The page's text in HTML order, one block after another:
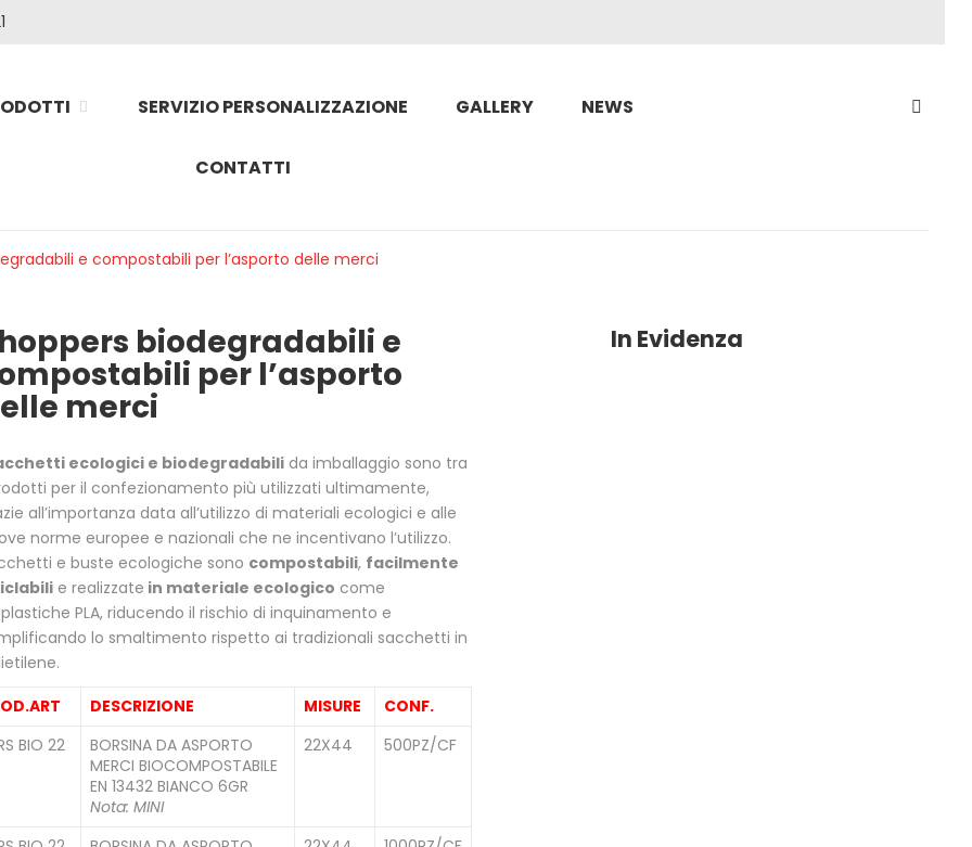
SERVIZIO PERSONALIZZAZIONE GALLERY NEWS
CONTATTI
e compostabili per l’asporto delle merci
biodegradabili e
per l’asporto
merci
ecologici e biodegradabili da imballaggio sono tra
per il confezionamento più utilizzati ultimamente,
all’importanza data all’utilizzo di materiali ecologici e alle
norme europee e nazionali che ne incentivano l’utilizzo.
e buste ecologiche sono compostabili, facilmente
e realizzate in materiale ecologico come
PLA, riducendo il rischio di inquinamento e
lo smaltimento rispetto ai tradizionali sacchetti in
DESCRIZIONE MISURE
CONF.
BIO 22
BORSINA DA ASPORTO
MERCI BIOCOMPOSTABILE
EN 13432 BIANCO 6GR
Nota: MINI
22X44 500PZ/CF
In Evidenza